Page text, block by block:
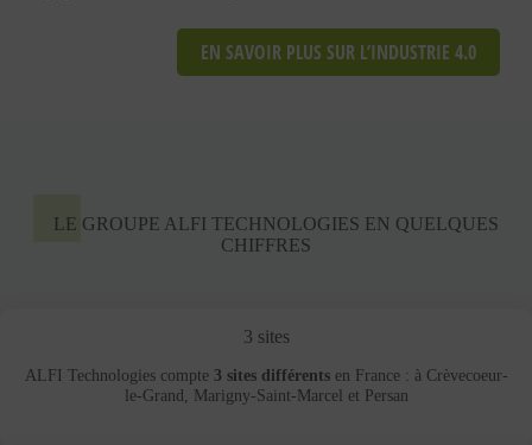
EN SAVOIR PLUS SUR L’INDUSTRIE 4.0
LE GROUPE ALFI TECHNOLOGIES EN QUELQUES
CHIFFRES
3 sites
ALFI Technologies compte 3 sites différentsen France : à Crèvecoeur-
le-Grand, Marigny-Saint-Marcel et Persan